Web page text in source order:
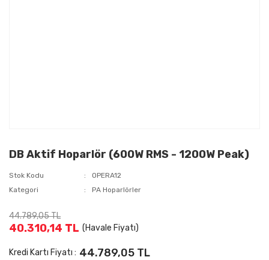
DB Aktif Hoparlör (600W RMS - 1200W Peak)
Stok Kodu
OPERA12
Kategori
PA Hoparlörler
44.789,05 TL
40.310,14 TL (Havale Fiyatı)
Kredi Kartı Fiyatı : 44.789,05 TL